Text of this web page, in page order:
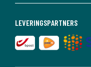
LEVERINGSPARTNERS